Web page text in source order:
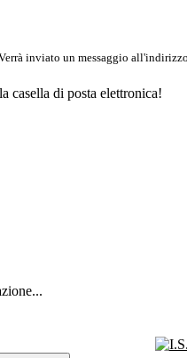
inviato un messaggio
casella di posta elettronica!